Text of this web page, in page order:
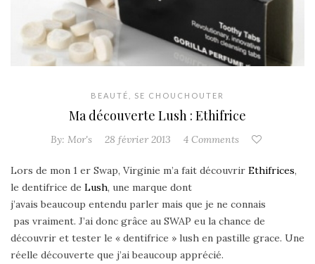
BEAUTÉ SE CHOUCHOUTER
Ma découverte Lush : Ethifrice
By: Mor's 28 février 2013 4 Comments
Lors de mon 1 er Swap, Virginie m’a fait découvrir Ethifrices,
le dentifrice de Lush, une marque dont
j’avais beaucoup entendu parler mais que je ne connais
pas vraiment. J’ai donc grâce au SWAP eu la chance de
découvrir et tester le « dentifrice » lush en pastille grace. Une
réelle découverte que j’ai beaucoup apprécié.